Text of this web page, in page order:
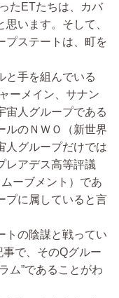
たETたちは、カバ
います。そして、
プステートは、町を
手を組んでいる
ーメイン、サナン
宙人グループである
ルのＮＷＯ（新世界
人グループだけでは
レアデス高等評議
ーブメント）であ
プに属していると言
の陰謀と戦ってい
で、そのQグルー
ム”であることがわ